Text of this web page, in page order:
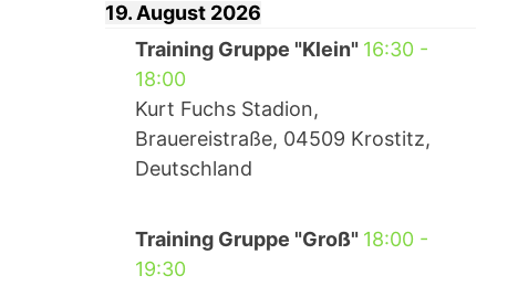
19. August 2026
Training Gruppe "Klein" 16:30-
18:00
Kurt Fuchs Stadion,
Brauereistraße, 04509 Krostitz,
Deutschland
Training Gruppe "Groß" 18:00-
19:30